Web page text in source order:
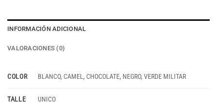
INFORMACIÓN ADICIONAL
VALORACIONES (0)
COLOR BLANCO, CAMEL, CHOCOLATE, NEGRO, VERDE MILITAR
TALLE UNICO